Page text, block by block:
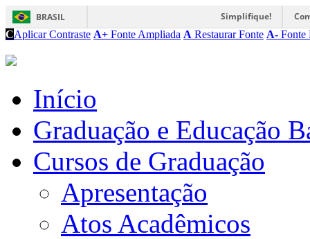
BRASIL Simplifique!
CAplicar Contraste A+ Fonte Ampliada A Restaurar Fonte A- Fonte
Início
Graduação e Educação
Cursos de Graduação
Apresentação
Atos Acadêmicos